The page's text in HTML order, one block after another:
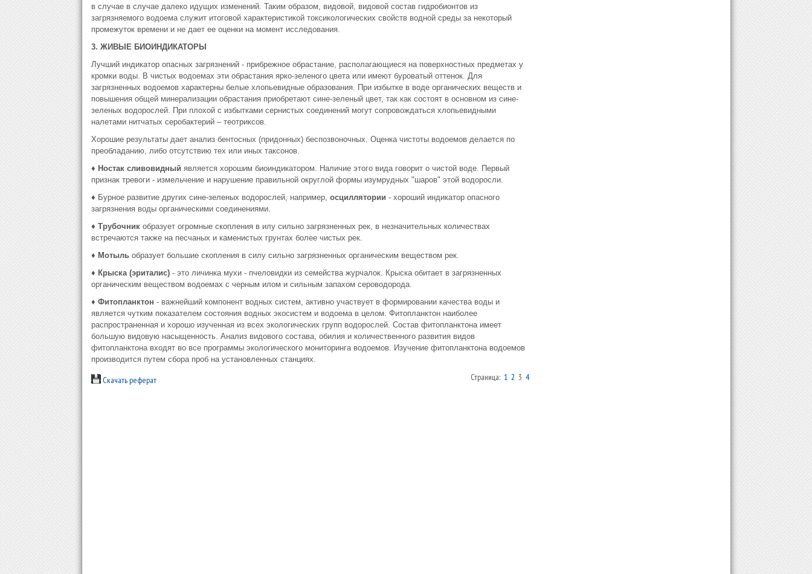
в случае в случае далеко идущих изменений. Таким образом, видовой, видовой состав гидробионтов из
загрязняемого водоема служит итоговой характеристикой токсикологических свойств водной среды за некоторый
промежуток времени и не дает ее оценки на момент исследования.
3. ЖИВЫЕ БИОИНДИКАТОРЫ
Лучший индикатор опасных загрязнений - прибрежное обрастание, располагающиеся на поверхностных предметах у
кромки воды. В чистых водоемах эти обрастания ярко-зеленого цвета или имеют буроватый оттенок. Для
загрязненных водоемов характерны белые хлопьевидные образования. При избытке в воде органических веществ и
повышения общей минерализации обрастания приобретают сине-зеленый цвет, так как состоят в основном из сине-
зеленых водорослей. При плохой с избытками сернистых соединений могут сопровождаться хлопьевидными
налетами нитчатых серобактерий – теотриксов.
Хорошие результаты дает анализ бентосных (придонных) беспозвоночных. Оценка чистоты водоемов делается по
преобладанию, либо отсутствию тех или иных таксонов.
♦ Ностак сливовидный является хорошим биоиндикатором. Наличие этого вида говорит о чистой воде. Первый
признак тревоги - измельчение и нарушение правильной округлой формы изумрудных "шаров" этой водоросли.
♦ Бурное развитие других сине-зеленых водорослей, например, осциллятории - хороший индикатор опасного
загрязнения воды органическими соединениями.
♦ Трубочникобразует огромные скопления в илу сильно загрязненных рек, в незначительных количествах
встречаются также на песчаных и каменистых грунтах более чистых рек.
♦ Мотыльобразует большие скопления в силу сильно загрязненных органическим веществом рек.
♦ Крыска (эриталис) - это личинка мухи - пчеловидки из семейства журчалок. Крыска обитает в загрязненных
органическим веществом водоемах с черным илом и сильным запахом сероводорода.
♦ Фитопланктон - важнейший компонент водных систем, активно участвует в формировании качества воды и
является чутким показателем состояния водных экосистем и водоема в целом. Фитопланктон наиболее
распространенная и хорошо изученная из всех экологических групп водорослей. Состав фитопланктона имеет
большую видовую насыщенность. Анализ видового состава, обилия и количественного развития видов
фитопланктона входят во все программы экологического мониторинга водоемов. Изучение фитопланктона водоемов
производится путем сбора проб на установленных станциях.
Скачать реферат Страница: 1 2 3 4